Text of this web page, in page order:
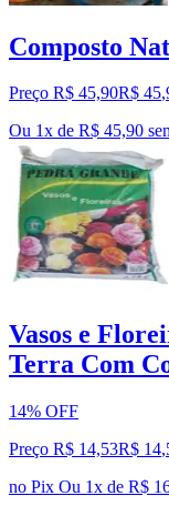
Composto
Preço R$ 45,90R$ 45,
Ou 1x de R$ 45,90
Vasos e
Terra Com
14% OFF
Preço R$ 14,53R$ 14,
no Pix Ou 1x de R$